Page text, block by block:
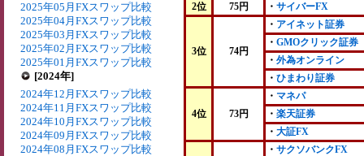
2025年05月FXスワップ比較
2025年04月FXスワップ比較
2025年03月FXスワップ比較
2025年02月FXスワップ比較
2025年01月FXスワップ比較
[2024年]
2024年12月FXスワップ比較
2024年11月FXスワップ比較
2024年10月FXスワップ比較
2024年09月FXスワップ比較
2024年08月FXスワップ比較
2位
75円 ・ サイバーFX
3位 74円
・ アイネット証券
・ GMOクリック証券
・ 外為オンライン
・ ひまわり証券
4位 73円
・ マネパ
・ 楽天証券
・ 大証FX
・ サクソバンクFX